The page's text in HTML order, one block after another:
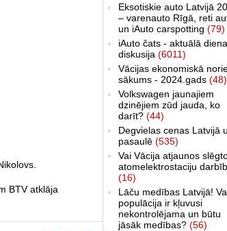
BTV atklāja
Eksotiskie auto Latvijā
– varenauto Rīgā, reti
un iAuto carspotting (79)
iAuto čats - aktuālā
diskusija (6011)
Vācijas ekonomiskā
sākums - 2024.gads (48)
Volkswagen jaunajiem
dzinējiem zūd jauda, ko
darīt? (44)
Degvielas cenas Latvijā
pasaulē (535)
Vai Vācija atjaunos
atomelektrostaciju
(16)
Lāču medības Latvijā!
populācija ir kļuvusi
nekontrolējama un būtu
jāsāk medības? (56)